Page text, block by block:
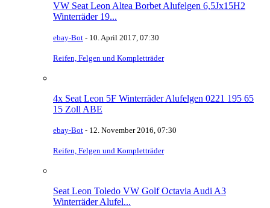
VW Seat Leon Altea Borbet Alufelgen 6,5Jx15H2
Winterräder 19...
ebay-Bot - 10. April 2017, 07:30
Reifen, Felgen und Kompletträder
4x Seat Leon 5F Winterräder Alufelgen 0221 195 65
15 Zoll ABE
ebay-Bot - 12. November 2016, 07:30
Reifen, Felgen und Kompletträder
Seat Leon Toledo VW Golf Octavia Audi A3
Winterräder Alufel...